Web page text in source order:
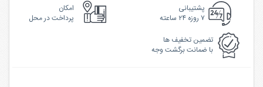
پشتیبانی
۷ روزه ۲۴ ساعته
امکان
پرداخت در محل
تضمین تخفیف ها
با ضمانت برگشت وجه